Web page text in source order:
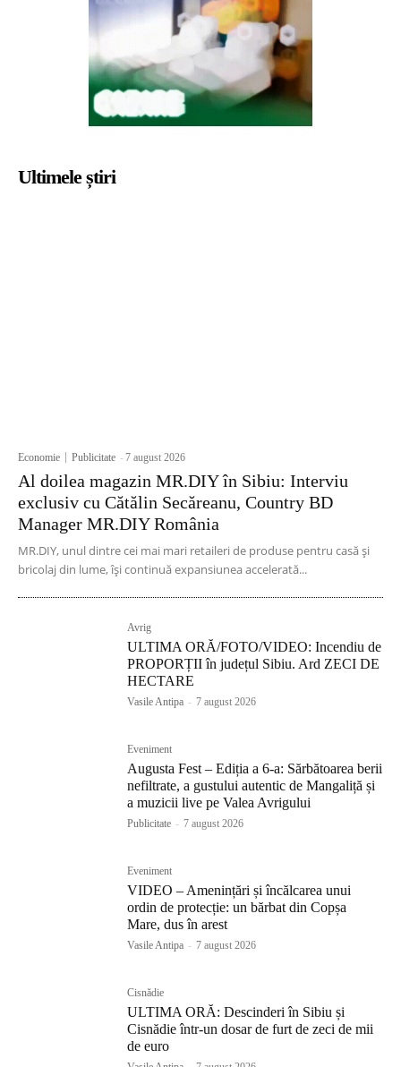
Ultimele știri
Economie Publicitate -7 august 2026
Al doilea magazin MR.DIY în Sibiu: Interviu
exclusiv cu Cătălin Secăreanu, Country BD
Manager MR.DIY România
MR.DIY, unul dintre cei mai mari retaileri de produse pentru casă și
bricolaj din lume, își continuă expansiunea accelerată...
Avrig
ULTIMA ORĂ/FOTO/VIDEO: Incendiu de
PROPORȚII în județul Sibiu. Ard ZECI DE
HECTARE
Vasile Antipa - 7 august 2026
Eveniment
Augusta Fest – Ediția a 6-a: Sărbătoarea berii
nefiltrate, a gustului autentic de Mangaliță și
a muzicii live pe Valea Avrigului
Publicitate - 7 august 2026
Eveniment
VIDEO – Amenințări și încălcarea unui
ordin de protecție: un bărbat din Copșa
Mare, dus în arest
Vasile Antipa - 7 august 2026
Cisnădie
ULTIMA ORĂ: Descinderi în Sibiu și
Cisnădie într-un dosar de furt de zeci de mii
de euro